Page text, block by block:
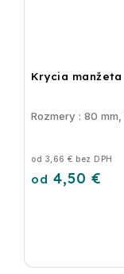
Krycia manžeta
od 3,66 € bez DPH
od 4,50 €
Rozmery :